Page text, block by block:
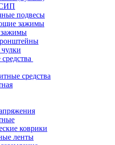
СИП
подвесы
зажимы
средства
коврики
ленты